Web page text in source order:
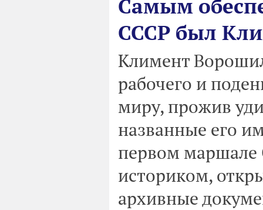
Самым
СССР был
Климент
рабочего и
миру, прожив
названные его
первом маршале
историком,
архивные